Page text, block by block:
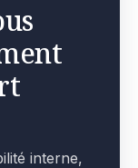
interne,